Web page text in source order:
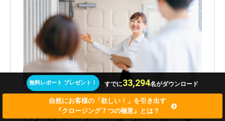
無料レポート プレゼント！ すでに33,294名がダウンロード
自然にお客様の「欲しい！」を引き出す
『クロージング７つの極意』とは？